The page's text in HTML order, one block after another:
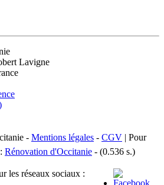
Lavigne
- Mentions légales - CGV | Pour
Rénovation d'Occitanie - (0.536 s.)
les réseaux sociaux :